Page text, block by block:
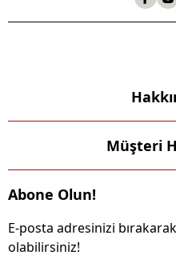
Müşteri
Abone Olun!
E-posta adresinizi
olabilirsiniz!